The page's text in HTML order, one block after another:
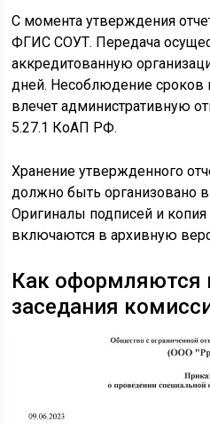
С момента утверждения
ФГИС СОУТ. Передача
аккредитованную
дней. Несоблюдение сроков
влечет административную
5.27.1 КоАП РФ.
Хранение утвержденного
должно быть организовано
Оригиналы подписей и копия
включаются в архивную
Как оформляются
заседания